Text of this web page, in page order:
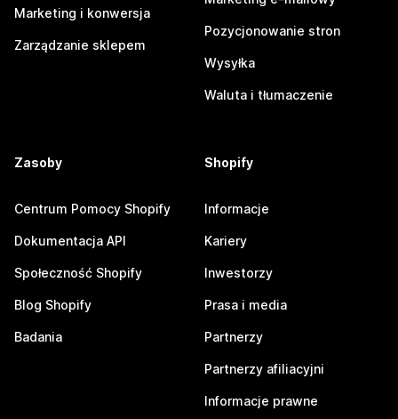
Marketing i konwersja
Zarządzanie sklepem
Pozycjonowanie stron
Wysyłka
Waluta i tłumaczenie
Zasoby
Centrum Pomocy Shopify
Dokumentacja API
Społeczność Shopify
Blog Shopify
Badania
Shopify
Informacje
Kariery
Inwestorzy
Prasa i media
Partnerzy
Partnerzy afiliacyjni
Informacje prawne